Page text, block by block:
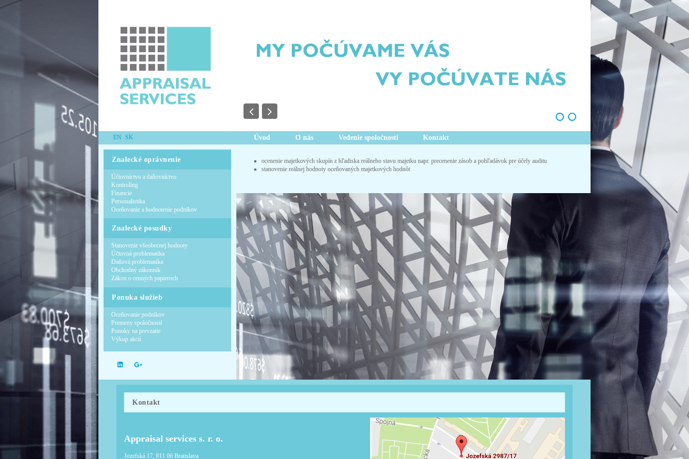
EN SK Úvod O nás Vedenie spoločnosti Kontakt
Znalecké oprávnenie
Účtovníctvo a daňovníctvo
Kontroling
Financie
Personalistika
Oceňovanie a hodnotenie podnikov
Znalecké posudky
Stanovenie všeobecnej hodnoty
Účtovná problematika
Daňová problematika
Obchodný zákonník
Zákon o cenných papieroch
Ponuka služieb
Oceňovanie podnikov
Premeny spoločností
Ponuky na prevzatie
Výkup akcií
ocenenie majetkových skupín z hľadiska reálneho stavu majetku napr. precenenie zásob a pohľadávok pre účely auditu
stanovenie reálnej hodnoty oceňovaných majetkových hodnôt
Kontakt
Appraisal services s. r. o.
Jozefská 17, 811 06 Bratislava